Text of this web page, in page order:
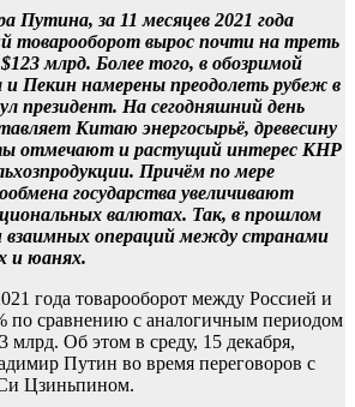
Путина, за 11 месяцев 2021 года
товарооборот вырос почти на треть
млрд. Более того, в обозримой
и Пекин намерены преодолеть рубеж в
президент. На сегодняшний день
Китаю энергосырьё, древесину
отмечают и растущий интерес КНР
Причём по мере
государства увеличивают
валютах. Так, в прошлом
взаимных операций между странами
и юанях.
года товарооборот между Россией и
по сравнению с аналогичным периодом
млрд. Об этом в среду, 15 декабря,
Путин во время переговоров с
Цзиньпином.